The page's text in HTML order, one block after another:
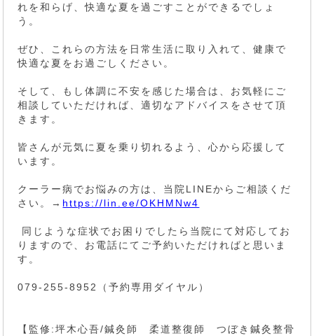
れを和らげ、快適な夏を過ごすことができるでしょ
う。
ぜひ、これらの方法を日常生活に取り入れて、健康で
快適な夏をお過ごしください。
そして、もし体調に不安を感じた場合は、お気軽にご
相談していただければ、適切なアドバイスをさせて頂
きます。
皆さんが元気に夏を乗り切れるよう、心から応援して
います。
クーラー病でお悩みの方は、当院LINEからご相談くだ
さい。→ https://lin.ee/OKHMNw4
同じような症状でお困りでしたら当院にて対応してお
りますので、お電話にてご予約いただければと思いま
す。
079-255-8952（予約専用ダイヤル）
【監修:坪木心吾/鍼灸師 柔道整復師 つぼき鍼灸整骨